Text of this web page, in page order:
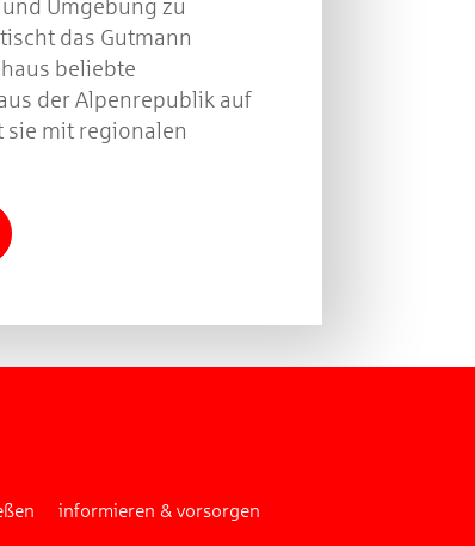
Umgebung zu
das Gutmann
beliebte
der Alpenrepublik auf
sie mit regionalen
informieren & vorsorgen